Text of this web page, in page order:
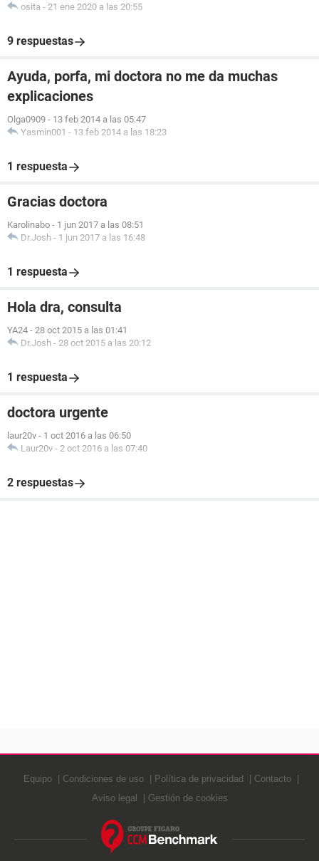
osita - 21 ene 2020 a las 20:55
9 respuestas
Ayuda, porfa, mi doctora no me da muchas
explicaciones
Olga0909 - 13 feb 2014 a las 05:47
Yasmin001 - 13 feb 2014 a las 18:23
1 respuesta
Gracias doctora
Karolinabo - 1 jun 2017 a las 08:51
Dr.Josh - 1 jun 2017 a las 16:48
1 respuesta
Hola dra, consulta
YA24 - 28 oct 2015 a las 01:41
Dr.Josh - 28 oct 2015 a las 20:12
1 respuesta
doctora urgente
laur20v - 1 oct 2016 a las 06:50
Laur20v - 2 oct 2016 a las 07:40
2 respuestas
Equipo Condiciones de uso Política de privacidad
Contacto
Aviso legal
Gestión de cookies